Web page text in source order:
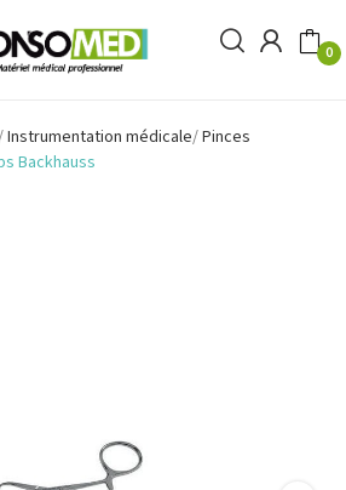
0
Instrumentation médicale Pinces
Backhauss